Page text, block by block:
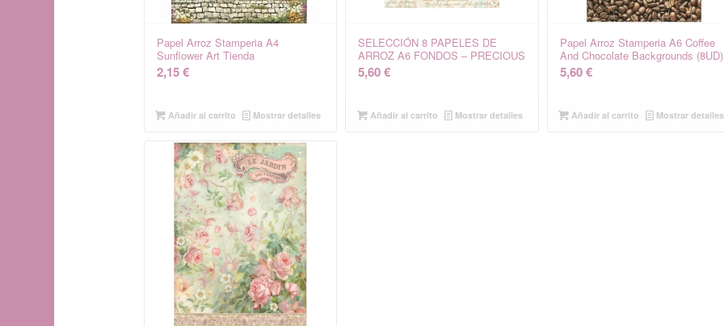
Papel Arroz Stamperia A4
Sunflower Art Tienda
2,15€
Añadir al carrito Mostrar detalles
SELECCIÓN 8 PAPELES DE
ARROZ A6 FONDOS – PRECIOUS
5,60€
Añadir al carrito Mostrar detalles
Papel Arroz Stamperia A6 Coffee
And Chocolate Backgrounds (8UD)
5,60€
Añadir al carrito Mostrar detalles